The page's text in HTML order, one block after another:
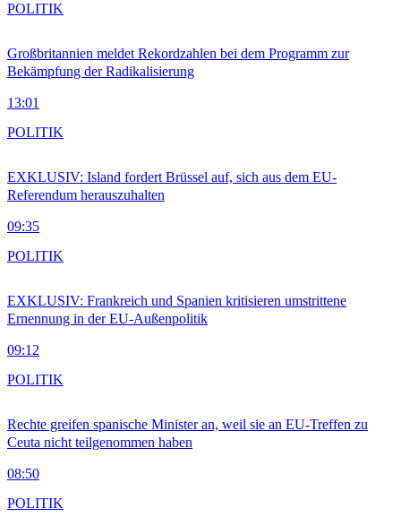
Großbritannien meldet Rekordzahlen bei dem Programm zur
Bekämpfung der Radikalisierung
13:01
POLITIK
EXKLUSIV: Island fordert Brüssel auf, sich aus dem EU-
Referendum herauszuhalten
09:35
POLITIK
EXKLUSIV: Frankreich und Spanien kritisieren umstrittene
Ernennung in der EU-Außenpolitik
09:12
POLITIK
Rechte greifen spanische Minister an, weil sie an EU-Treffen zu
Ceuta nicht teilgenommen haben
08:50
POLITIK
POLITIK